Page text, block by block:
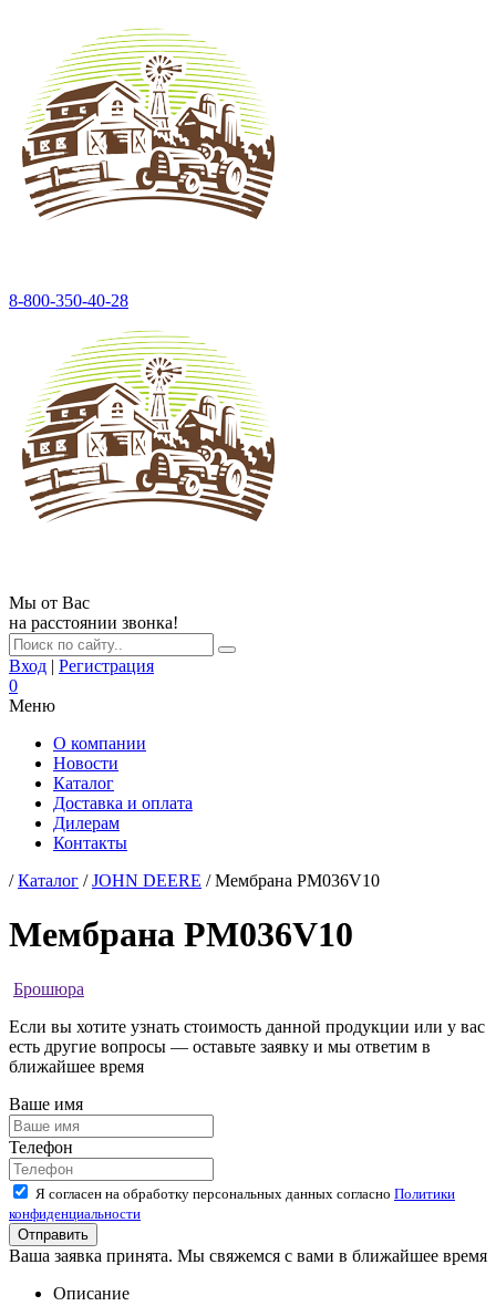
8-800-350-40-28
Мы от Вас
на расстоянии звонка!
Вход | Регистрация
0
Меню
О компании
Новости
Каталог
Доставка и оплата
Дилерам
Контакты
/Каталог /JOHN DEERE / Мембрана PM036V10
Мембрана PM036V10
Брошюра
Если вы хотите узнать стоимость данной продукции или у вас
есть другие вопросы — оставьте заявку и мы ответим в
ближайшее время
Ваше имя
Телефон
Я согласен на обработку персональных данных согласно Политики
конфиденциальности
Ваша заявка принята. Мы свяжемся с вами в ближайшее время
Описание